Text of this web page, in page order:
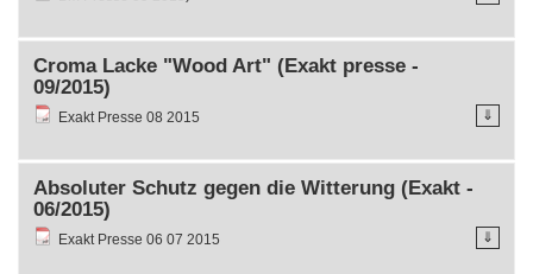
Croma Lacke "Wood Art" (Exakt presse -
09/2015)
Exakt Presse 08 2015 ⇓
Absoluter Schutz gegen die Witterung (Exakt -
06/2015)
Exakt Presse 06 07 2015 ⇓